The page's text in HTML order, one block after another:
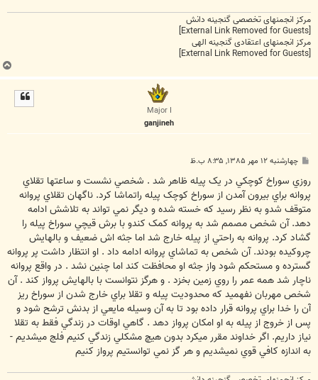
مرکز انجمنهای تخصصی گنجینه دانش
مرکز انجمنهای اعتقادی گنجینه الهی
ب
ا
Major I
ganjineh
پ
ت
چهارشنبه ۱۲ مهر ۱۳۸۵, ۸:۳۵ ب.ظ
روزي سوراخ کوچکي در يک پيله ظاهر شد . شخصي نشست و ساعتها تقلاي
پروانه براي بيرون آمدن از سوراخ کوچک پيله راتماشا کرد. ناگهان تقلاي پروانه
متوقف شدو به نظر رسيد که خسته شده و ديگر نمي تواند به تلاشش ادامه
دهد. آن شخص مصمم شد به پروانه کمک کندو با برش قيچي سوراخ پيله را
گشاد کرد. پروانه به راحتي از پيله خارج شد اما جثه اش ضعيف و بالهايش
چروکيده بودند. آن شخص به تماشاي پروانه ادامه داد . او انتظار داشت پر پروانه
گسترده و مستحکم شود واز جثه او محافظت کند اما چنين نشد . در واقع پروانه
ناچار شد همه عمر را روي زمين بخزد . و هرگز نتوانست با بالهايش پرواز کند . آن
شخص مهربان نفهميد که محدوديت پيله و تقلا براي خارج شدن از سوراخ ريز
آن را خدا براي پروانه قرار داده بود تا به آن وسيله مايعي از بدنش ترشح شود و
پس از خروج از پيله به او امکان پرواز دهد . گاهي اوقات در زندگي فقط به تقلا
نياز داريم. اگر خداوند مقرر ميکرد بدون هيچ مشکلي زندگي کنيم فلج ميشديم -
به اندازه کافي قوي نميشديم و هر گز نمي توانستيم پرواز کنيم